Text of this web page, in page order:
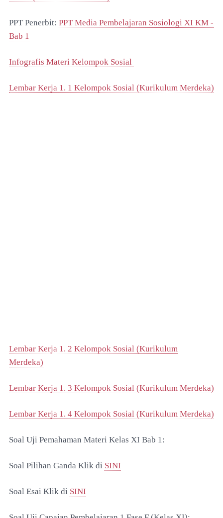
PPT Penerbit: PPT Media Pembelajaran Sosiologi XI KM -
Bab 1
Infografis Materi Kelompok Sosial
Lembar Kerja 1. 1 Kelompok Sosial (Kurikulum Merdeka)
Lembar Kerja 1. 2 Kelompok Sosial (Kurikulum
Merdeka)
Lembar Kerja 1. 3 Kelompok Sosial (Kurikulum Merdeka)
Lembar Kerja 1. 4 Kelompok Sosial (Kurikulum Merdeka)
Soal Uji Pemahaman Materi Kelas XI Bab 1:
Soal Pilihan Ganda Klik di SINI
Soal Esai Klik di SINI